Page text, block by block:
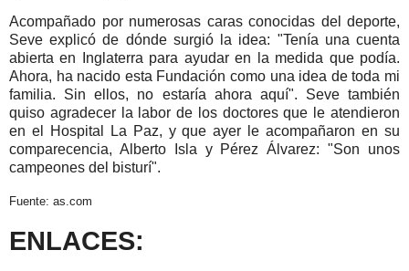
Acompañado por numerosas caras conocidas del deporte,
Seve explicó de dónde surgió la idea: "Tenía una cuenta
abierta en Inglaterra para ayudar en la medida que podía.
Ahora, ha nacido esta Fundación como una idea de toda mi
familia. Sin ellos, no estaría ahora aquí". Seve también
quiso agradecer la labor de los doctores que le atendieron
en el Hospital La Paz, y que ayer le acompañaron en su
comparecencia, Alberto Isla y Pérez Álvarez: "Son unos
campeones del bisturí".
Fuente: as.com
ENLACES: